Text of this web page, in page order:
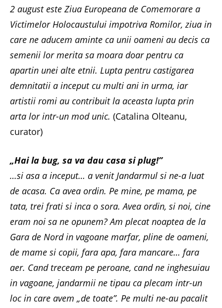
2 august este Ziua Europeana de Comemorare a
Victimelor Holocaustului impotriva Romilor, ziua in
care ne aducem aminte ca unii oameni au decis ca
semenii lor merita sa moara doar pentru ca
apartin unei alte etnii. Lupta pentru castigarea
demnitatii a inceput cu multi ani in urma, iar
artistii romi au contribuit la aceasta lupta prin
arta lor intr-un mod unic. (Catalina Olteanu,
curator)
„Hai la bug, sa va dau casa si plug!”
…si asa a inceput… a venit Jandarmul si ne-a luat
de acasa. Ca avea ordin. Pe mine, pe mama, pe
tata, trei frati si inca o sora. Avea ordin, si noi, cine
eram noi sa ne opunem? Am plecat noaptea de la
Gara de Nord in vagoane marfar, pline de oameni,
de mame si copii, fara apa, fara mancare… fara
aer. Cand treceam pe peroane, cand ne inghesuiau
in vagoane, jandarmii ne tipau ca plecam intr-un
loc in care avem „de toate”. Pe multi ne-au pacalit